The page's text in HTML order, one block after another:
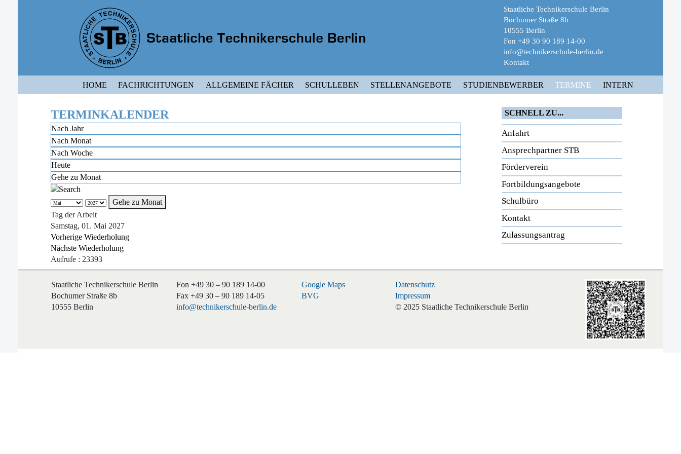
Staatliche Technikerschule Berlin
Bochumer Straße 8b
10555 Berlin
Fon +49 30 90 189 14-00
info@technikerschule-berlin.de
Kontakt
HOME FACHRICHTUNGEN ALLGEMEINE FÄCHER SCHULLEBEN STELLENANGEBOTE STUDIENBEWERBER TERMINE INTERN
TERMINKALENDER
Nach Jahr
Nach Monat
Nach Woche
Heute
Gehe zu Monat
Gehe zu Monat
Tag der Arbeit
Samstag, 01. Mai 2027
Vorherige Wiederholung
Nächste Wiederholung
Aufrufe : 23393
SCHNELL ZU...
Anfahrt
Ansprechpartner STB
Förderverein
Fortbildungsangebote
Schulbüro
Kontakt
Zulassungsantrag
Staatliche Technikerschule Berlin
Bochumer Straße 8b
10555 Berlin
Fon +49 30 – 90 189 14-00
Fax +49 30 – 90 189 14-05
info@technikerschule-berlin.de
Google Maps
BVG
Datenschutz
Impressum
© 2025 Staatliche Technikerschule Berlin